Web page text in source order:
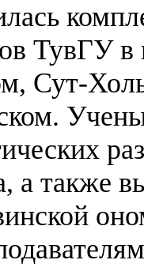
ТувГУ
Сут-
а также